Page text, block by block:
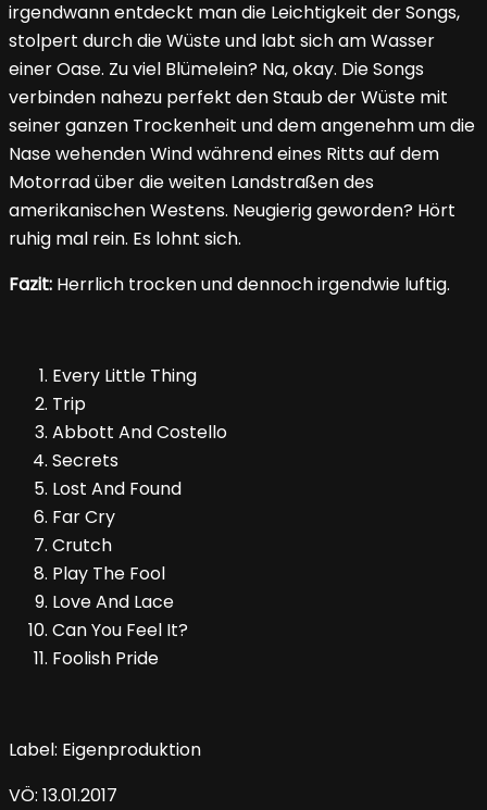
irgendwann entdeckt man die Leichtigkeit der Songs,
stolpert durch die Wüste und labt sich am Wasser
einer Oase. Zu viel Blümelein? Na, okay. Die Songs
verbinden nahezu perfekt den Staub der Wüste mit
seiner ganzen Trockenheit und dem angenehm um die
Nase wehenden Wind während eines Ritts auf dem
Motorrad über die weiten Landstraßen des
amerikanischen Westens. Neugierig geworden? Hört
ruhig mal rein. Es lohnt sich.
Fazit: Herrlich trocken und dennoch irgendwie luftig.
Every Little Thing
Trip
Abbott And Costello
Secrets
Lost And Found
Far Cry
Crutch
Play The Fool
Love And Lace
Can You Feel It?
Foolish Pride
Label: Eigenproduktion
VÖ: 13.01.2017